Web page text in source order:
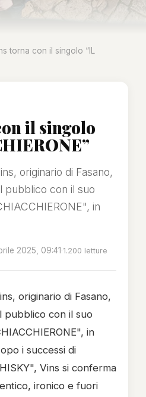
torna con il singolo “IL
il singolo
originario di Fasano,
pubblico con il suo
in
2025, 09:41·1.200 letture
originario di Fasano,
pubblico con il suo
in
i successi di
Vins si conferma
ironico e fuori